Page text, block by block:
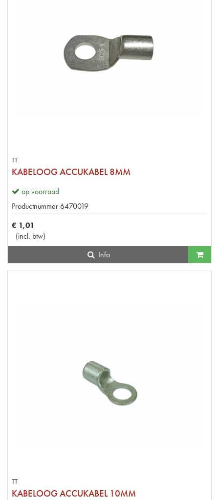
TT
KABELOOG ACCUKABEL 8MM
op voorraad
Productnummer 6470019
€ 1,01
(incl. btw)
Info
TT
KABELOOG ACCUKABEL 10MM